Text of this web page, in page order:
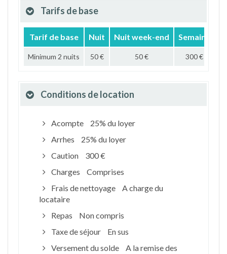
Tarifs de base
Tarif de base Nuit Nuit week-end Semaine
Minimum 2 nuits 50 € 50 € 300 €
Conditions de location
Acompte
25% du loyer
Arrhes
25% du loyer
Caution
300 €
Charges
Comprises
Frais de nettoyage
A charge du
locataire
Repas
Non compris
Taxe de séjour
En sus
Versement du solde
A la remise des